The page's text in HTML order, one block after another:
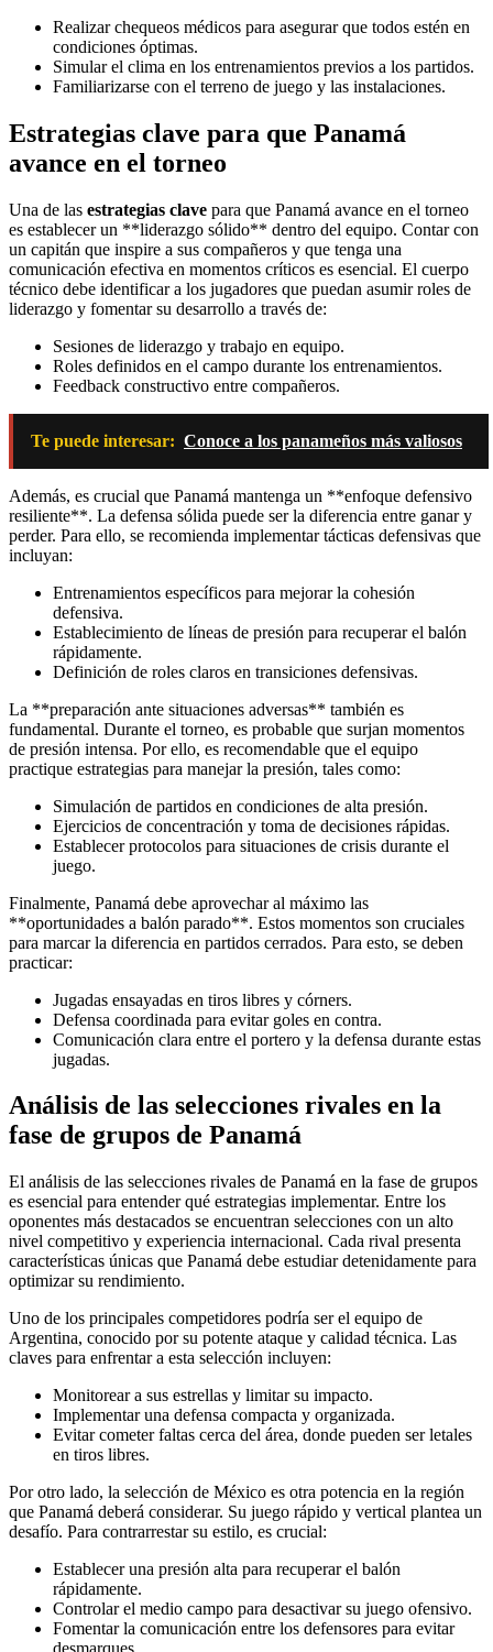
Realizar chequeos médicos para asegurar que todos estén en
condiciones óptimas.
Simular el clima en los entrenamientos previos a los partidos.
Familiarizarse con el terreno de juego y las instalaciones.
Estrategias clave para que Panamá
avance en el torneo
Una de las estrategias clave para que Panamá avance en el torneo
es establecer un **liderazgo sólido** dentro del equipo. Contar con
un capitán que inspire a sus compañeros y que tenga una
comunicación efectiva en momentos críticos es esencial. El cuerpo
técnico debe identificar a los jugadores que puedan asumir roles de
liderazgo y fomentar su desarrollo a través de:
Sesiones de liderazgo y trabajo en equipo.
Roles definidos en el campo durante los entrenamientos.
Feedback constructivo entre compañeros.
Te puede interesar: Conoce a los panameños más valiosos
Además, es crucial que Panamá mantenga un **enfoque defensivo
resiliente**. La defensa sólida puede ser la diferencia entre ganar y
perder. Para ello, se recomienda implementar tácticas defensivas que
incluyan:
Entrenamientos específicos para mejorar la cohesión
defensiva.
Establecimiento de líneas de presión para recuperar el balón
rápidamente.
Definición de roles claros en transiciones defensivas.
La **preparación ante situaciones adversas** también es
fundamental. Durante el torneo, es probable que surjan momentos
de presión intensa. Por ello, es recomendable que el equipo
practique estrategias para manejar la presión, tales como:
Simulación de partidos en condiciones de alta presión.
Ejercicios de concentración y toma de decisiones rápidas.
Establecer protocolos para situaciones de crisis durante el
juego.
Finalmente, Panamá debe aprovechar al máximo las
**oportunidades a balón parado**. Estos momentos son cruciales
para marcar la diferencia en partidos cerrados. Para esto, se deben
practicar:
Jugadas ensayadas en tiros libres y córners.
Defensa coordinada para evitar goles en contra.
Comunicación clara entre el portero y la defensa durante estas
jugadas.
Análisis de las selecciones rivales en la
fase de grupos de Panamá
El análisis de las selecciones rivales de Panamá en la fase de grupos
es esencial para entender qué estrategias implementar. Entre los
oponentes más destacados se encuentran selecciones con un alto
nivel competitivo y experiencia internacional. Cada rival presenta
características únicas que Panamá debe estudiar detenidamente para
optimizar su rendimiento.
Uno de los principales competidores podría ser el equipo de
Argentina, conocido por su potente ataque y calidad técnica. Las
claves para enfrentar a esta selección incluyen:
Monitorear a sus estrellas y limitar su impacto.
Implementar una defensa compacta y organizada.
Evitar cometer faltas cerca del área, donde pueden ser letales
en tiros libres.
Por otro lado, la selección de México es otra potencia en la región
que Panamá deberá considerar. Su juego rápido y vertical plantea un
desafío. Para contrarrestar su estilo, es crucial:
Establecer una presión alta para recuperar el balón
rápidamente.
Controlar el medio campo para desactivar su juego ofensivo.
Fomentar la comunicación entre los defensores para evitar